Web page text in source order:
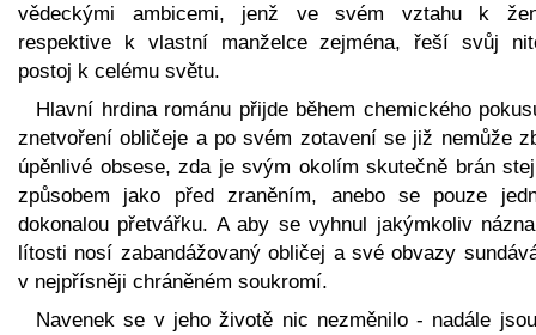
vědeckými ambicemi, jenž ve svém vztahu k
respektive k vlastní manželce zejména, řeší svůj
postoj k celému světu.
Hlavní hrdina románu přijde během chemického
znetvoření obličeje a po svém zotavení se již nemůže
úpěnlivé obsese, zda je svým okolím skutečně brán
způsobem jako před zraněním, anebo se pouze
dokonalou přetvářku. A aby se vyhnul jakýmkoliv
lítosti nosí zabandážovaný obličej a své obvazy
v nejpřísněji chráněném soukromí.
Navenek se v jeho životě nic nezměnilo - nadále